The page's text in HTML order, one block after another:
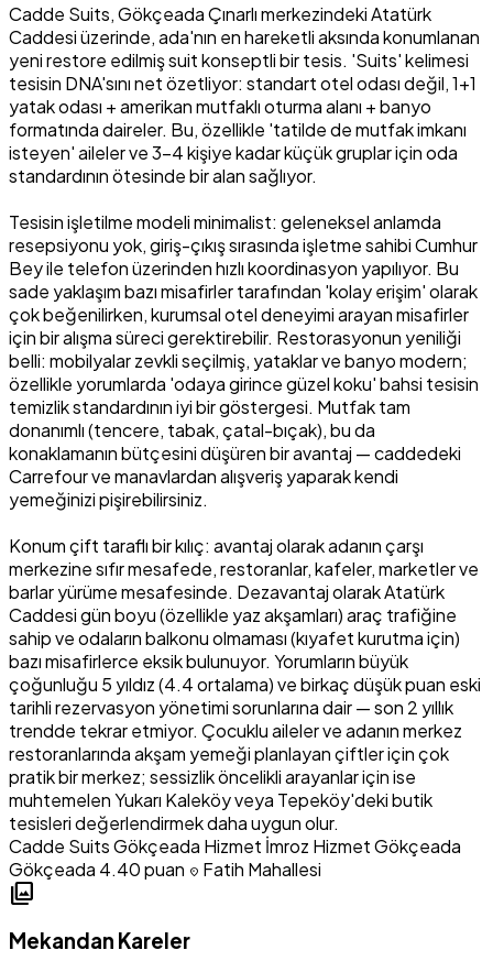
Cadde Suits, Gökçeada Çınarlı merkezindeki Atatürk
Caddesi üzerinde, ada'nın en hareketli aksında konumlanan
yeni restore edilmiş suit konseptli bir tesis. 'Suits' kelimesi
tesisin DNA'sını net özetliyor: standart otel odası değil, 1+1
yatak odası + amerikan mutfaklı oturma alanı + banyo
formatında daireler. Bu, özellikle 'tatilde de mutfak imkanı
isteyen' aileler ve 3-4 kişiye kadar küçük gruplar için oda
standardının ötesinde bir alan sağlıyor.
Tesisin işletilme modeli minimalist: geleneksel anlamda
resepsiyonu yok, giriş-çıkış sırasında işletme sahibi Cumhur
Bey ile telefon üzerinden hızlı koordinasyon yapılıyor. Bu
sade yaklaşım bazı misafirler tarafından 'kolay erişim' olarak
çok beğenilirken, kurumsal otel deneyimi arayan misafirler
için bir alışma süreci gerektirebilir. Restorasyonun yeniliği
belli: mobilyalar zevkli seçilmiş, yataklar ve banyo modern;
özellikle yorumlarda 'odaya girince güzel koku' bahsi tesisin
temizlik standardının iyi bir göstergesi. Mutfak tam
donanımlı (tencere, tabak, çatal-bıçak), bu da
konaklamanın bütçesini düşüren bir avantaj — caddedeki
Carrefour ve manavlardan alışveriş yaparak kendi
yemeğinizi pişirebilirsiniz.
Konum çift taraflı bir kılıç: avantaj olarak adanın çarşı
merkezine sıfır mesafede, restoranlar, kafeler, marketler ve
barlar yürüme mesafesinde. Dezavantaj olarak Atatürk
Caddesi gün boyu (özellikle yaz akşamları) araç trafiğine
sahip ve odaların balkonu olmaması (kıyafet kurutma için)
bazı misafirlerce eksik bulunuyor. Yorumların büyük
çoğunluğu 5 yıldız (4.4 ortalama) ve birkaç düşük puan eski
tarihli rezervasyon yönetimi sorunlarına dair — son 2 yıllık
trendde tekrar etmiyor. Çocuklu aileler ve adanın merkez
restoranlarında akşam yemeği planlayan çiftler için çok
pratik bir merkez; sessizlik öncelikli arayanlar için ise
muhtemelen Yukarı Kaleköy veya Tepeköy'deki butik
tesisleri değerlendirmek daha uygun olur.
Cadde SuitsGökçeada Hizmet İmroz HizmetGökçeada
Gökçeada 4.40 puan location_on Fatih Mahallesi
photo_library
Mekandan Kareler